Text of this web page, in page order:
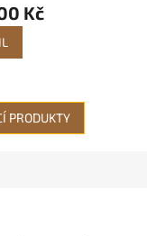
Kč
PRODUKTY